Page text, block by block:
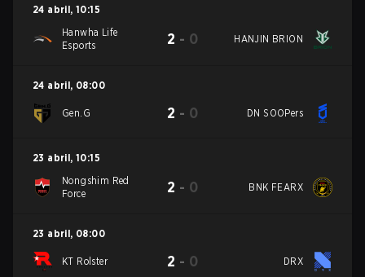
24 abril, 10:15
Hanwha Life
Esports
2 - 0 HANJIN BRION
24 abril, 08:00
Gen.G 2 - 0 DN SOOPers
23 abril, 10:15
Nongshim Red
Force
2 - 0 BNK FEARX
23 abril, 08:00
KT Rolster 2 - 0 DRX